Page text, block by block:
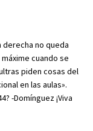
derecha no queda
cuando se
piden cosas del
en las aulas».
-Domínguez ¡Viva